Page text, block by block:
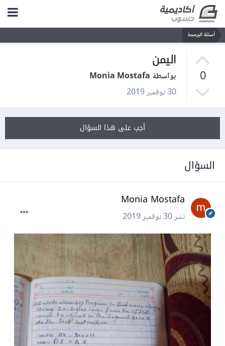
أسئلة البرمجة
0
اليمن
بواسطة Monia Mostafa
30 نوفمبر 2019
أجب على هذا السؤال
السؤال
Monia Mostafa
نشر30 نوفمبر 2019